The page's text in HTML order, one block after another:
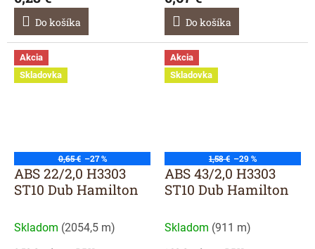
Do košíka Do košíka
Akcia
Skladovka
0,65 € –27 %
ABS 22/2,0 H3303
ST10 Dub Hamilton
Skladom (2054,5 m)
Akcia
Skladovka
1,58 € –29 %
ABS 43/2,0 H3303
ST10 Dub Hamilton
Skladom (911 m)